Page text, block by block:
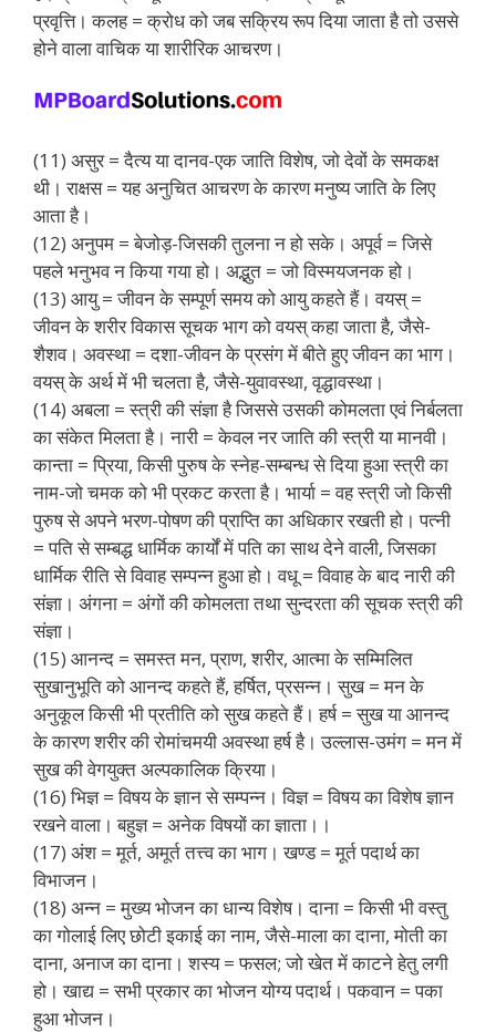
प्रवृत्ति। कलह = क्रोध को जब सक्रिय रूप दिया जाता है तो उससे
होने वाला वाचिक या शारीरिक आचरण।
(11) असुर = दैत्य या दानव-एक जाति विशेष, जो देवों के समकक्ष
थी। राक्षस = यह अनुचित आचरण के कारण मनुष्य जाति के लिए
आता है।
(12) अनुपम = बेजोड़-जिसकी तुलना न हो सके। अपूर्व = जिसे
पहले भनुभव न किया गया हो। अद्भुत = जो विस्मयजनक हो।
(13) आयु = जीवन के सम्पूर्ण समय को आयु कहते हैं। वयस् =
जीवन के शरीर विकास सूचक भाग को वयस् कहा जाता है, जैसे-
शैशव। अवस्था = दशा-जीवन के प्रसंग में बीते हुए जीवन का भाग।
वयस् के अर्थ में भी चलता है, जैसे-युवावस्था, वृद्धावस्था।
(14) अबला = स्त्री की संज्ञा है जिससे उसकी कोमलता एवं निर्बलता
का संकेत मिलता है। नारी = केवल नर जाति की स्त्री या मानवी।
कान्ता = प्रिया, किसी पुरुष के स्नेह-सम्बन्ध से दिया हुआ स्त्री का
नाम-जो चमक को भी प्रकट करता है। भार्या = वह स्त्री जो किसी
पुरुष से अपने भरण-पोषण की प्राप्ति का अधिकार रखती हो। पत्नी
= पति से सम्बद्ध धार्मिक कार्यों में पति का साथ देने वाली, जिसका
धार्मिक रीति से विवाह सम्पन्न हुआ हो। वधू = विवाह के बाद नारी की
संज्ञा। अंगना = अंगों की कोमलता तथा सुन्दरता की सूचक स्त्री की
संज्ञा।
(15) आनन्द = समस्त मन, प्राण, शरीर, आत्मा के सम्मिलित
सुखानुभूति को आनन्द कहते हैं, हर्षित, प्रसन्न। सुख = मन के
अनुकूल किसी भी प्रतीति को सुख कहते हैं। हर्ष = सुख या आनन्द
के कारण शरीर की रोमांचमयी अवस्था हर्ष है। उल्लास-उमंग = मन में
सुख की वेगयुक्त अल्पकालिक क्रिया।
(16) भिज्ञ = विषय के ज्ञान से सम्पन्न। विज्ञ = विषय का विशेष ज्ञान
रखने वाला। बहुज्ञ = अनेक विषयों का ज्ञाता।।
(17) अंश = मूर्त, अमूर्त तत्त्व का भाग। खण्ड = मूर्त पदार्थ का
विभाजन।
(18) अन्न = मुख्य भोजन का धान्य विशेष। दाना = किसी भी वस्तु
का गोलाई लिए छोटी इकाई का नाम, जैसे-माला का दाना, मोती का
दाना, अनाज का दाना। शस्य = फसल; जो खेत में काटने हेतु लगी
हो। खाद्य = सभी प्रकार का भोजन योग्य पदार्थ। पकवान = पका
हुआ भोजन।